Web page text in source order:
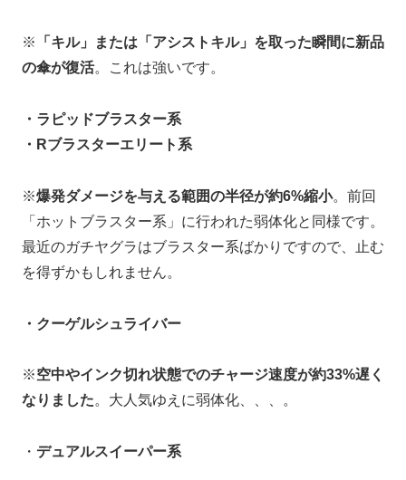
※
「キル」または「アシストキル」を取った瞬間に新品
の傘が復活。これは強いです。
・ラピッドブラスター系
・Rブラスターエリート系
※爆発ダメージを与える範囲の半径が約6%縮小。前回
「ホットブラスター系」に行われた弱体化と同様です。
最近のガチヤグラはブラスター系ばかりですので、止む
を得ずかもしれません。
・クーゲルシュライバー
※空中やインク切れ状態でのチャージ速度が約33%遅く
なりました。大人気ゆえに弱体化、、、。
・ デュアルスイーパー系